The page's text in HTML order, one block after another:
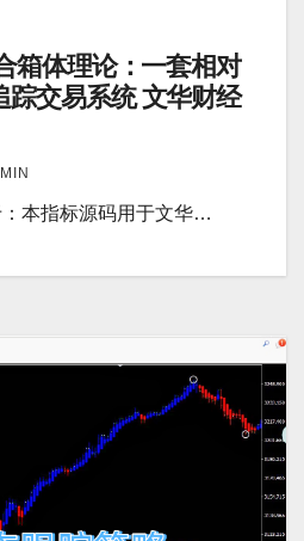
箱体理论：一套相对
踪交易系统 文华财经
本指标源码用于文华…